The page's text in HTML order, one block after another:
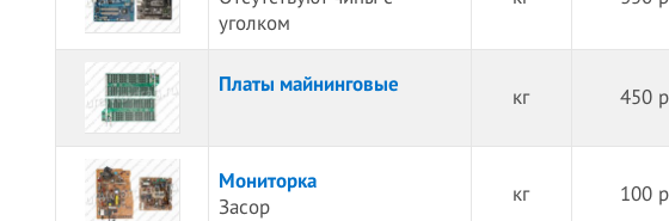
уголком
Платы майнинговые
кг 450
Мониторка
Засор
кг 100